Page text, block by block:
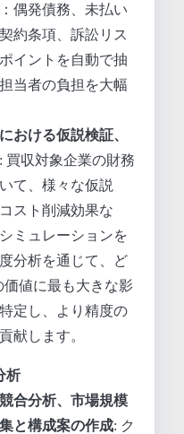
偶発債務、未払い
約条項、訴訟リス
イントを自動で抽
当者の負担を大幅
おける仮説検証、
買収対象企業の財務
て、様々な仮説
スト削減効果な
ミュレーションを
分析を通じて、ど
値に最も大きな影
定し、より精度の
献します。
析
合分析、市場規模
と構成案の作成: ク